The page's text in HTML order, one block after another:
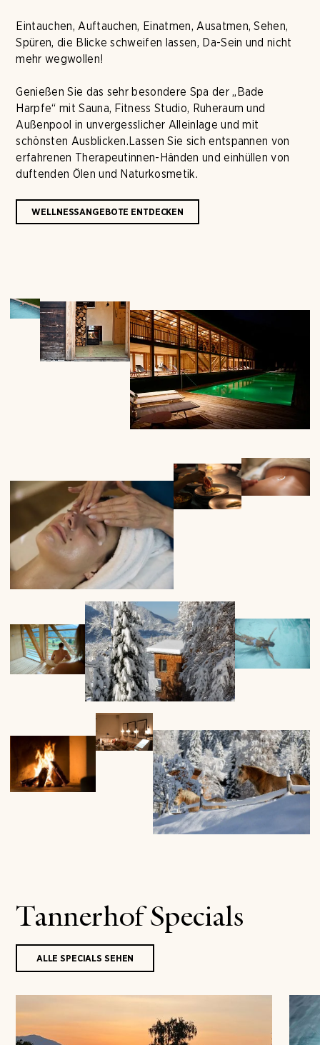
Eintauchen, Auftauchen, Einatmen, Ausatmen, Sehen,
Spüren, die Blicke schweifen lassen, Da-Sein und nicht
mehr wegwollen!
Genießen Sie das sehr besondere Spa der „Bade
Harpfe“ mit Sauna, Fitness Studio, Ruheraum und
Außenpool in unvergesslicher Alleinlage und mit
schönsten Ausblicken.Lassen Sie sich entspannen von
erfahrenen Therapeutinnen-Händen und einhüllen von
duftenden Ölen und Naturkosmetik.
WELLNESSANGEBOTE ENTDECKEN
Tannerhof Specials
ALLE SPECIALS SEHEN